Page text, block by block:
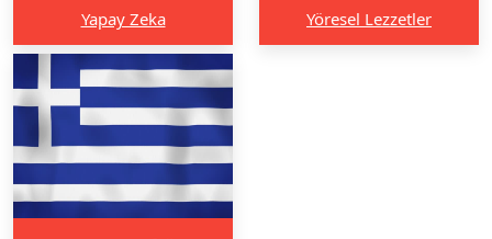
Yapay Zeka Yöresel Lezzetler